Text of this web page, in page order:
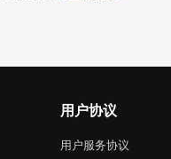
用户协议
用户服务协议